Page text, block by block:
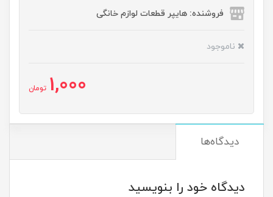
فروشنده: هایپر قطعات لوازم خانگی
ناموجود
1,000 تومان
دیدگاه‌ها
دیدگاه خود را بنویسید